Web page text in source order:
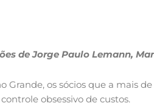
de Jorge Paulo Lemann,
Grande, os sócios que a mais
obsessivo de custos.